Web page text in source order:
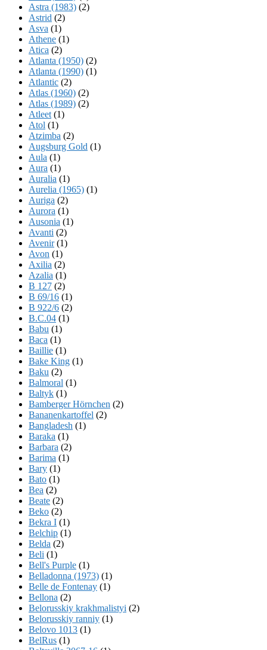
Astra (1983) (2)
Astrid (2)
Asva (1)
Athene (1)
Atica (2)
Atlanta (1950) (2)
Atlanta (1990) (1)
Atlantic (2)
Atlas (1960) (2)
Atlas (1989) (2)
Atleet (1)
Atol (1)
Atzimba (2)
Augsburg Gold (1)
Aula (1)
Aura (1)
Auralia (1)
Aurelia (1965) (1)
Auriga (2)
Aurora (1)
Ausonia (1)
Avanti (2)
Avenir(1)
Avon (1)
Axilia (2)
Azalia (1)
B 127 (2)
B 69/16 (1)
B 922/6 (2)
B.C.04 (1)
Babu (1)
Baca (1)
Baillie (1)
Bake King (1)
Baku (2)
Balmoral (1)
Baltyk (1)
Bamberger Hörnchen (2)
Bananenkartoffel (2)
Bangladesh (1)
Baraka (1)
Barbara (2)
Barima (1)
Bary (1)
Bato (1)
Bea (2)
Beate (2)
Beko (2)
Bekra I (1)
Belchip (1)
Belda (2)
Beli (1)
Bell's Purple (1)
Belladonna (1973) (1)
Belle de Fontenay (1)
Bellona (2)
Belorusskiy krakhmalistyi (2)
Belorusskiy ranniy (1)
Belovo 1013 (1)
BelRus (1)